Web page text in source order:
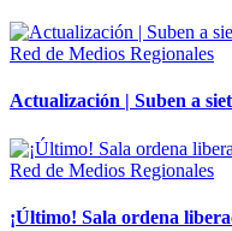
Red de Medios Regionales
Actualización | Suben a
Red de Medios Regionales
¡Último! Sala ordena